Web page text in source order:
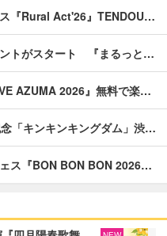
『Rural Act'26』TENDOU…
トがスタート 『まるっと…
AZUMA 2026』無料で楽…
「キンキンキングダム」渋…
ス『BON BON BON 2026…